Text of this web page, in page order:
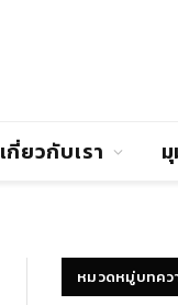
เกี่ยวกับเรา
หมวดหมู่บทคว